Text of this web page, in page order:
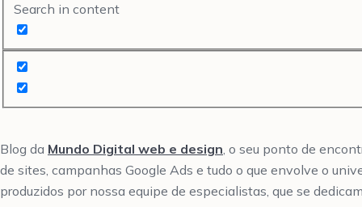
Search in content
Blog da Mundo Digital web e design , o seu ponto de
de sites, campanhas Google Ads e tudo o que envolve o
produzidos por nossa equipe de especialistas, que se